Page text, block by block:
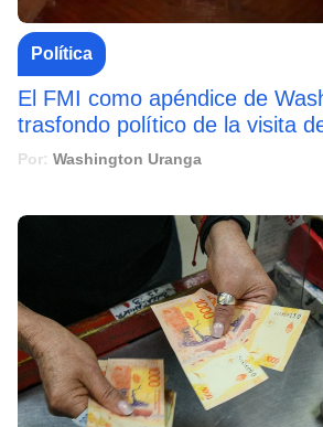
Política
El FMI como apéndice de
trasfondo político de la visita
Por: Washington Uranga